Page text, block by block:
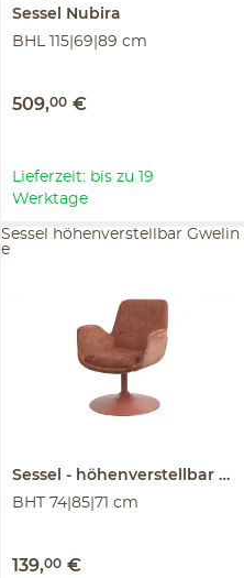
Sessel
Nubira
BHL 115|69|89 cm
509,00 €
Lieferzeit: bis zu 19
Werktage
Sessel höhenverstellbar
BHT 74|85|71 cm
139,00 €
Sessel höhenverstellbar Gwelin
e